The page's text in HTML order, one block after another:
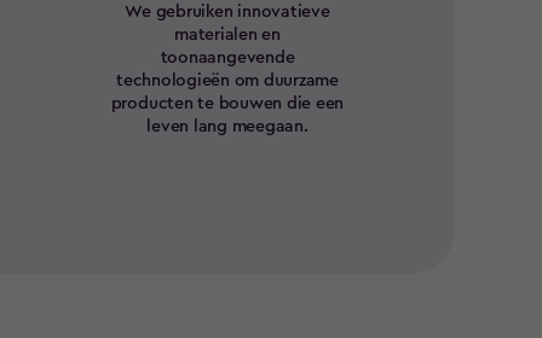
We gebruiken innovatieve
materialen en
toonaangevende
technologieën om duurzame
producten te bouwen die een
leven lang meegaan.